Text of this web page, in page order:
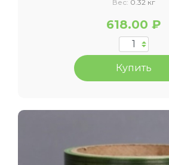
Вес: 0.32 кг
618.00 ₽
Купить